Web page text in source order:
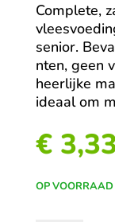
Complete,
senior.
nten, geen
heerlijke
ideaal om
€
OP VOORRAAD